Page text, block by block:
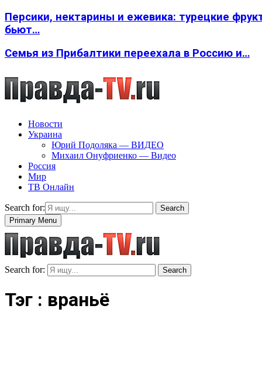
Персики, нектарины и ежевика: турецкие
бьют…
Семья из Прибалтики переехала в Россию и…
Новости
Украина
Юрий Подоляка — ВИДЕО
Михаил Онуфриенко — Видео
Россия
Мир
ТВ Онлайн
Search for:
Search
Primary Menu
Search for: Search
Тэг : враньё